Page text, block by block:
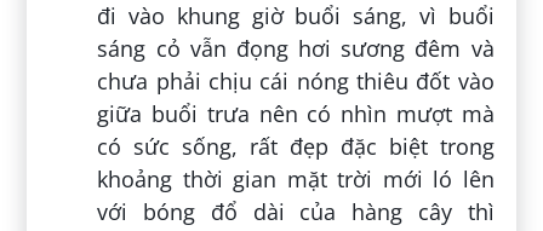
đi vào khung giờ buổi sáng, vì buổi
sáng cỏ vẫn đọng hơi sương đêm và
chưa phải chịu cái nóng thiêu đốt vào
giữa buổi trưa nên có nhìn mượt mà
có sức sống, rất đẹp đặc biệt trong
khoảng thời gian mặt trời mới ló lên
với bóng đổ dài của hàng cây thì